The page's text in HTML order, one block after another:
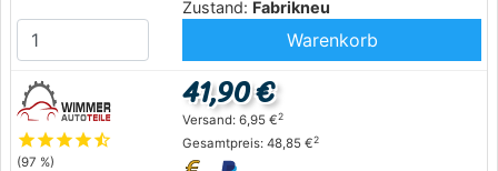
Zustand: Fabrikneu
Warenkorb
starstarstarstarstar_half
(97 %)
41,90 €
Versand: 6,95 €2
Gesamtpreis: 48,85 €2